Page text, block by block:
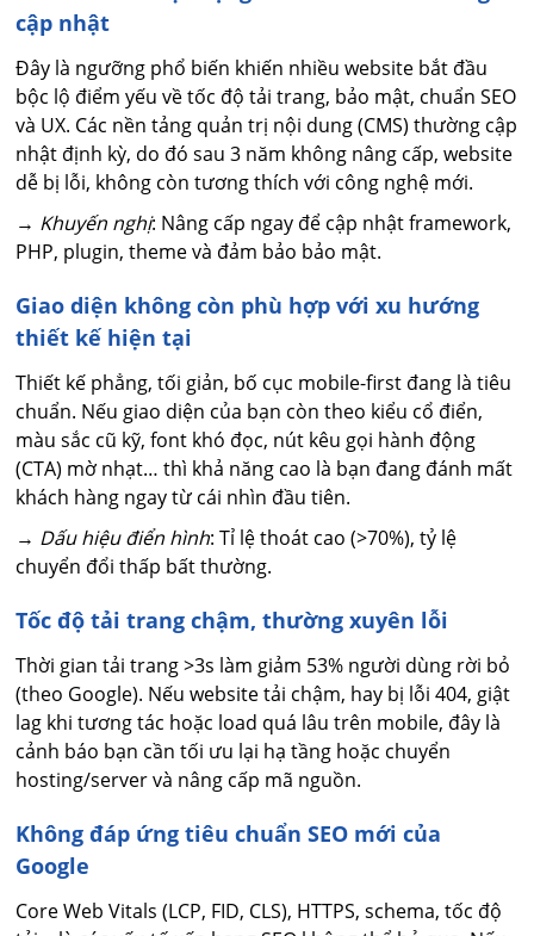
cập nhật
Đây là ngưỡng phổ biến khiến nhiều website bắt đầu
bộc lộ điểm yếu về tốc độ tải trang, bảo mật, chuẩn SEO
và UX. Các nền tảng quản trị nội dung (CMS) thường cập
nhật định kỳ, do đó sau 3 năm không nâng cấp, website
dễ bị lỗi, không còn tương thích với công nghệ mới.
→ Khuyến nghị: Nâng cấp ngay để cập nhật framework,
PHP, plugin, theme và đảm bảo bảo mật.
Giao diện không còn phù hợp với xu hướng
thiết kế hiện tại
Thiết kế phẳng, tối giản, bố cục mobile-first đang là tiêu
chuẩn. Nếu giao diện của bạn còn theo kiểu cổ điển,
màu sắc cũ kỹ, font khó đọc, nút kêu gọi hành động
(CTA) mờ nhạt… thì khả năng cao là bạn đang đánh mất
khách hàng ngay từ cái nhìn đầu tiên.
→ Dấu hiệu điển hình: Tỉ lệ thoát cao (>70%), tỷ lệ
chuyển đổi thấp bất thường.
Tốc độ tải trang chậm, thường xuyên lỗi
Thời gian tải trang >3s làm giảm 53% người dùng rời bỏ
(theo Google). Nếu website tải chậm, hay bị lỗi 404, giật
lag khi tương tác hoặc load quá lâu trên mobile, đây là
cảnh báo bạn cần tối ưu lại hạ tầng hoặc chuyển
hosting/server và nâng cấp mã nguồn.
Không đáp ứng tiêu chuẩn SEO mới của
Google
Core Web Vitals (LCP, FID, CLS), HTTPS, schema, tốc độ